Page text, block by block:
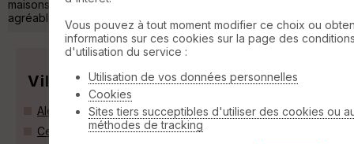
maisons de garde-barrière fleuries, bref, des vues fort
agréables... Un petit défa »
Villes
Alençon (61000)
Cerisé (61000)
Vous pouvez à tout moment modifier ce choix ou
informations sur ces cookies sur la page des
d'utilisation du service :
Utilisation de vos données personnelles
Cookies
Sites tiers succeptibles d'utiliser des cookies ou
méthodes de tracking